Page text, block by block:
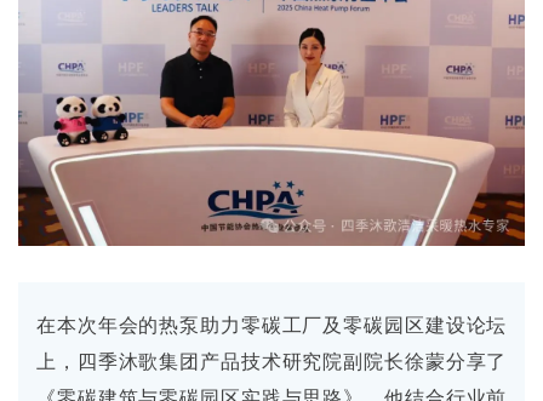
在本次年会的热泵助力零碳工厂及零碳园区建设论坛
上，四季沐歌集团产品技术研究院副院长徐蒙分享了